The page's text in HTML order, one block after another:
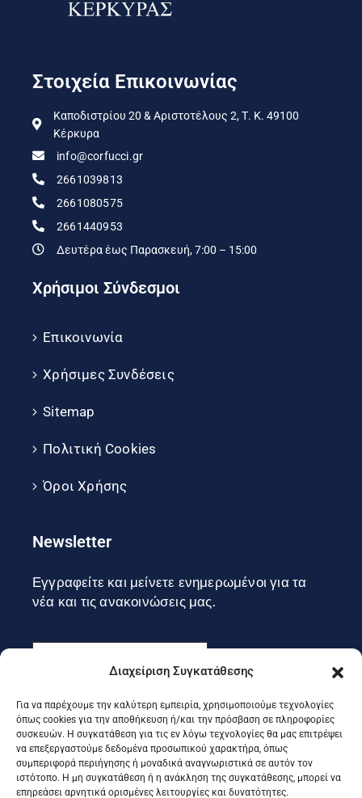
Διαχείριση Συγκατάθεσης
Για να παρέχουμε την καλύτερη εμπειρία, χρησιμοποιούμε τεχνολογίες
όπως cookies για την αποθήκευση ή/και την πρόσβαση σε πληροφορίες
συσκευών. Η συγκατάθεση για τις εν λόγω τεχνολογίες θα μας επιτρέψει
να επεξεργαστούμε δεδομένα προσωπικού χαρακτήρα, όπως
συμπεριφορά περιήγησης ή μοναδικά αναγνωριστικά σε αυτόν τον
ιστότοπο. Η μη συγκατάθεση ή η ανάκληση της συγκατάθεσης, μπορεί να
επηρεάσει αρνητικά ορισμένες λειτουργίες και δυνατότητες.
Στοιχεία Επικοινωνίας
Καποδιστρίου 20 & Αριστοτέλους 2, Τ. Κ. 49100
Κέρκυρα
info@corfucci.gr
2661039813
2661080575
2661440953
Δευτέρα έως Παρασκευή, 7:00 – 15:00
Χρήσιμοι Σύνδεσμοι
Επικοινωνία
Χρήσιμες Συνδέσεις
Sitemap
Πολιτική Cookies
Όροι Χρήσης
Newsletter
Εγγραφείτε και μείνετε ενημερωμένοι για τα
νέα και τις ανακοινώσεις μας.
Εγγραφή
Ακολουθήστε μας στα social